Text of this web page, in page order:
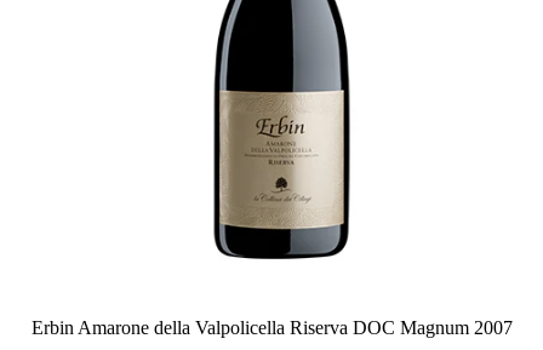
Erbin Amarone della Valpolicella Riserva DOC Magnum 2007